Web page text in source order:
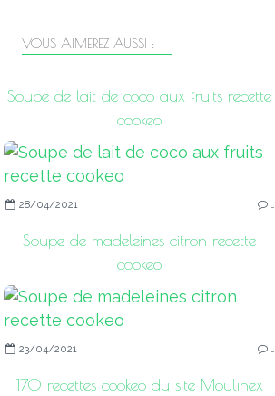
VOUS AIMEREZ AUSSI :
Soupe de lait de coco aux fruits recette
cookeo
28/04/2021 …
Soupe de madeleines citron recette
cookeo
23/04/2021 …
170 recettes cookeo du site Moulinex